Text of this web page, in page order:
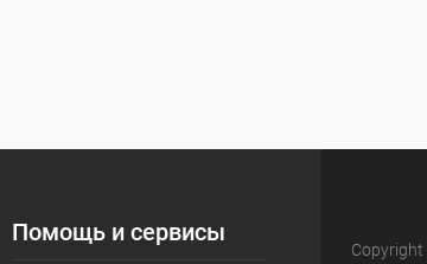
Помощь и сервисы